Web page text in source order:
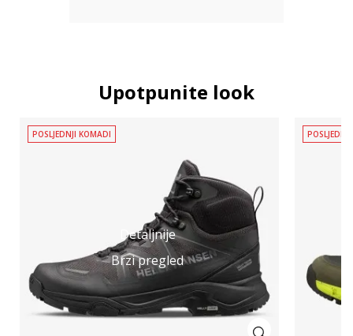
Upotpunite look
Detaljnije
Brzi pregled
POSLJEDNJI KOMADI